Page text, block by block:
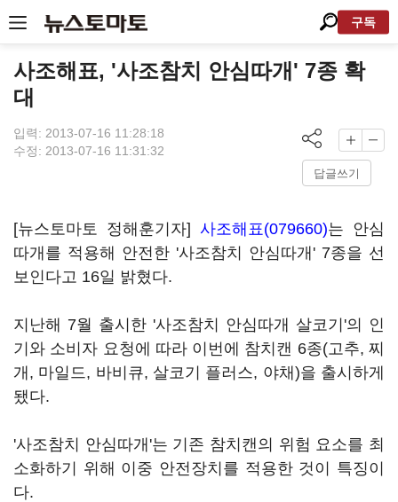
구독
사조해표, '사조참치 안심따개' 7종 확
대
입력: 2013-07-16 11:28:18
수정: 2013-07-16 11:31:32
답글쓰기
[뉴스토마토 정해훈기자] 사조해표(079660)는 안심
따개를 적용해 안전한 '사조참치 안심따개' 7종을 선
보인다고 16일 밝혔다.
지난해 7월 출시한 '사조참치 안심따개 살코기'의 인
기와 소비자 요청에 따라 이번에 참치캔 6종(고추, 찌
개, 마일드, 바비큐, 살코기 플러스, 야채)을 출시하게
됐다.
'사조참치 안심따개'는 기존 참치캔의 위험 요소를 최
소화하기 위해 이중 안전장치를 적용한 것이 특징이
다.